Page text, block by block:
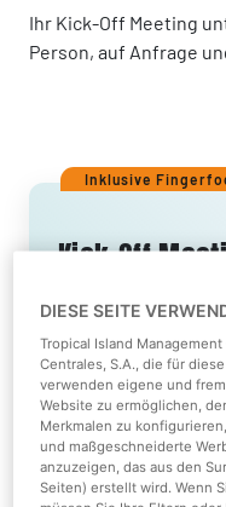
Ihr Kick-Off Meeting
Person, auf Anfrage
Inklusive
Kick-Off
neue Jahr
Erlebnis- und
WLAN
DIESE SEITE
Tropical Island
Centrales, S.A., die für
verwenden eigene und
Website zu ermöglichen,
Merkmalen zu
und maßgeschneiderte
anzuzeigen, das aus den
Seiten) erstellt wird. Wenn